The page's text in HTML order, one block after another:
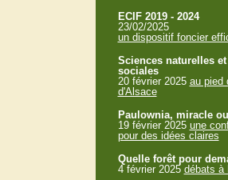
ECIF 2019 - 2024
23/02/2025
un dispositif foncier
Sciences naturelles
sociales
20 février 2025 au pied
d'Alsace
Paulownia, miracle
19 février 2025 une
pour des idées claires
Quelle forêt pour
4 février 2025 débats à